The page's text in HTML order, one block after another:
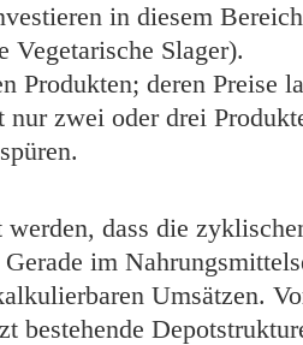
in diesem
Slager).
Produkten; deren Preise
zwei oder drei
dass die
im
Umsätzen.
bestehende